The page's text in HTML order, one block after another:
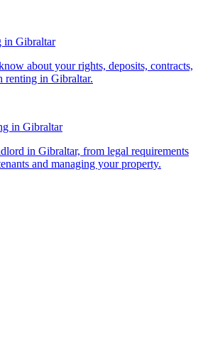
in Gibraltar
about your rights, deposits, contracts,
renting in Gibraltar.
in Gibraltar
in Gibraltar, from legal requirements
and managing your property.